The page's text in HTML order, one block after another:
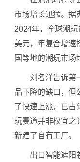
市场增长迅猛。据
2024年，全球潮
美元，年复合增速
国等地的潮玩市场
刘名洋告诉第
品下降的缺口，但
了快速上涨，已占
玩赛道并非权宜之
新建了自有工厂。
出口智能遮阳